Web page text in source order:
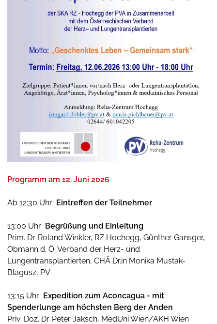
Programm am 12. Juni 2026
Ab 12:30 Uhr Eintreffen der Teilnehmer
13:00 Uhr Begrüßung und Einleitung
Prim. Dr. Roland Winkler, RZ Hochegg, Günther Gansger,
Obmann d. Ö. Verband der Herz- und
Lungentransplantierten, CHÄ Dr.in Monika Mustak-
Blagusz, PV
13:15 Uhr Expedition zum Aconcagua - mit
Spenderlunge am höchsten Berg der Anden
Priv. Doz. Dr. Peter Jaksch, MedUni Wien/AKH Wien